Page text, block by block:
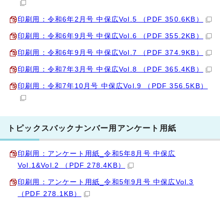
印刷用：令和6年2月号 中保広Vol.5 （PDF 350.6KB）
印刷用：令和6年9月号 中保広Vol.6 （PDF 355.2KB）
印刷用：令和6年9月号 中保広Vol.7 （PDF 374.9KB）
印刷用：令和7年3月号 中保広Vol.8 （PDF 365.4KB）
印刷用：令和7年10月号 中保広Vol.9 （PDF 356.5KB）
トピックスバックナンバー用アンケート用紙
印刷用：アンケート用紙_令和5年8月号 中保広
Vol.1&Vol.2 （PDF 278.4KB）
印刷用：アンケート用紙_令和5年9月号 中保広Vol.3
（PDF 278.1KB）